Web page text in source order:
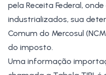
pela Receita Federal,
industrializados, sua
Comum do Mercosul
do imposto.
Uma informação